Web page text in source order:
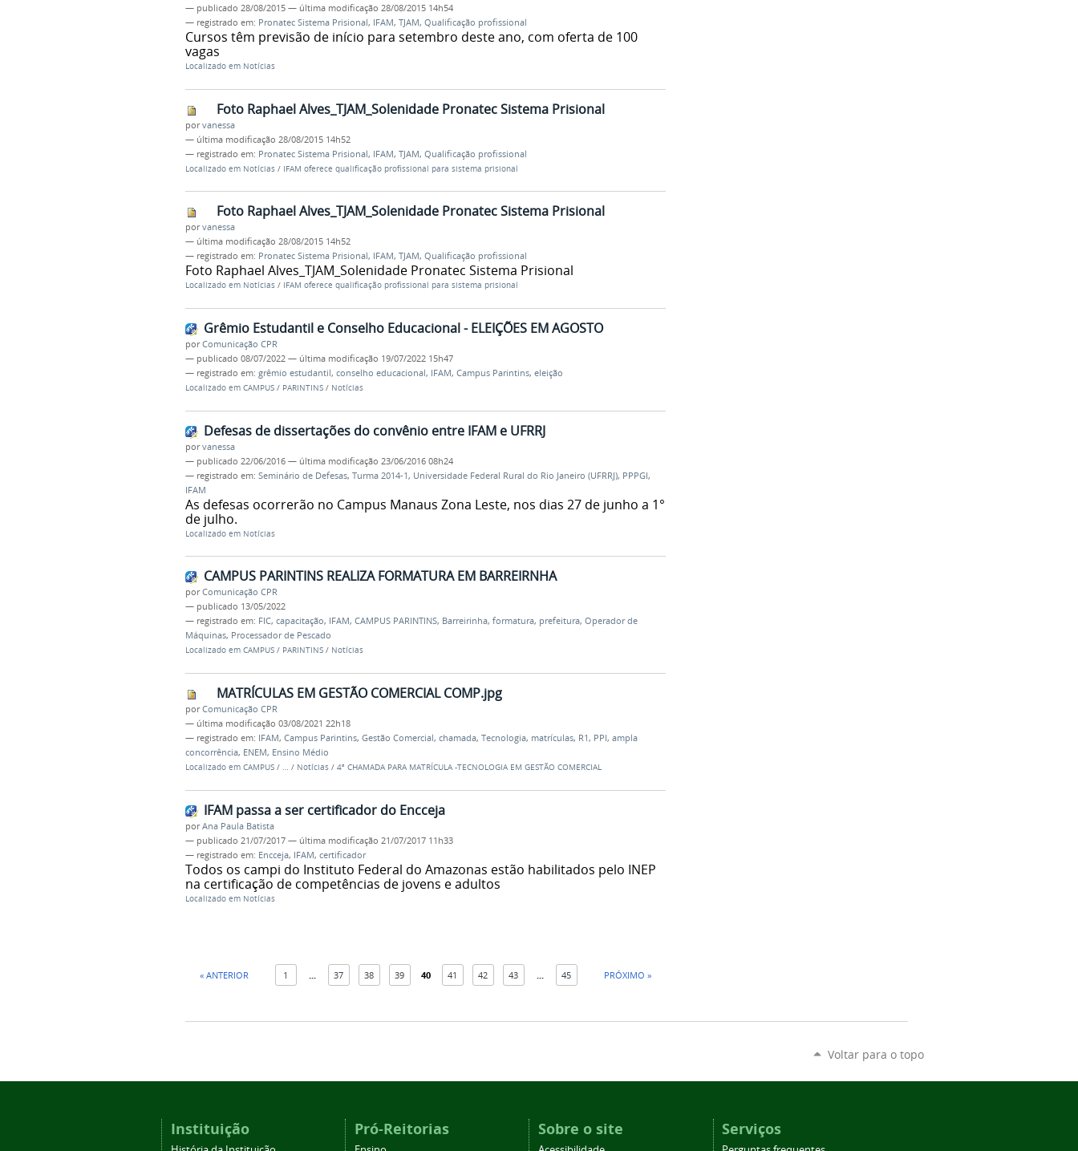
— publicado 28/08/2015 — última modificação 28/08/2015 14h54
— registrado em: Pronatec Sistema Prisional, IFAM, TJAM, Qualificação profissional
Cursos têm previsão de início para setembro deste ano, com oferta de 100
vagas
Localizado em Notícias
Foto Raphael Alves_TJAM_Solenidade Pronatec Sistema Prisional
porvanessa
— última modificação 28/08/2015 14h52
— registrado em: Pronatec Sistema Prisional, IFAM, TJAM, Qualificação profissional
Localizado em Notícias / IFAM oferece qualificação profissional para sistema prisional
Foto Raphael Alves_TJAM_Solenidade Pronatec Sistema Prisional
porvanessa
— última modificação 28/08/2015 14h52
— registrado em: Pronatec Sistema Prisional, IFAM, TJAM, Qualificação profissional
Foto Raphael Alves_TJAM_Solenidade Pronatec Sistema Prisional
Localizado em Notícias / IFAM oferece qualificação profissional para sistema prisional
Grêmio Estudantil e Conselho Educacional - ELEIÇÕES EM AGOSTO
porComunicação CPR
— publicado 08/07/2022 — última modificação 19/07/2022 15h47
— registrado em: grêmio estudantil, conselho educacional, IFAM, Campus Parintins, eleição
Localizado em CAMPUS / PARINTINS / Notícias
Defesas de dissertações do convênio entre IFAM e UFRRJ
porvanessa
— publicado 22/06/2016 — última modificação 23/06/2016 08h24
— registrado em: Seminário de Defesas, Turma 2014-1, Universidade Federal Rural do Rio Janeiro (UFRRJ), PPPGI,
IFAM
As defesas ocorrerão no Campus Manaus Zona Leste, nos dias 27 de junho a 1°
de julho.
Localizado em Notícias
CAMPUS PARINTINS REALIZA FORMATURA EM BARREIRNHA
porComunicação CPR
— publicado 13/05/2022
— registrado em: FIC, capacitação, IFAM, CAMPUS PARINTINS, Barreirinha, formatura, prefeitura, Operador de
Máquinas, Processador de Pescado
Localizado em CAMPUS / PARINTINS / Notícias
MATRÍCULAS EM GESTÃO COMERCIAL COMP.jpg
porComunicação CPR
— última modificação 03/08/2021 22h18
— registrado em: IFAM, Campus Parintins, Gestão Comercial, chamada, Tecnologia, matrículas, R1, PPI, ampla
concorrência, ENEM, Ensino Médio
Localizado em CAMPUS / … / Notícias / 4ª CHAMADA PARA MATRÍCULA -TECNOLOGIA EM GESTÃO COMERCIAL
IFAM passa a ser certificador do Encceja
porAna Paula Batista
— publicado 21/07/2017 — última modificação 21/07/2017 11h33
— registrado em: Encceja, IFAM, certificador
Todos os campi do Instituto Federal do Amazonas estão habilitados pelo INEP
na certificação de competências de jovens e adultos
Localizado em Notícias
« ANTERIOR 1 37 38 39 40 41 42 43 45 PRÓXIMO »
Voltar para o topo
Instituição Pró-Reitorias Sobre o site Serviços